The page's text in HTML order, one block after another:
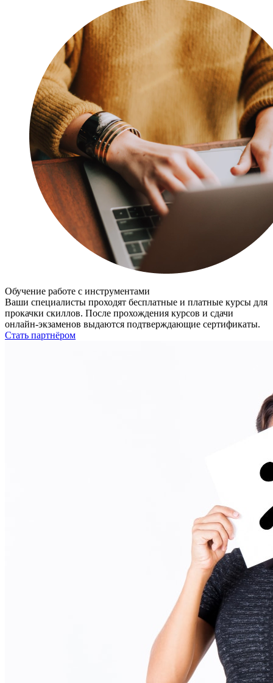
Обучение работе с инструментами
Ваши специалисты проходят бесплатные и платные курсы для
прокачки скиллов. После прохождения курсов и сдачи
онлайн-экзаменов выдаются подтверждающие сертификаты.
Стать партнёром